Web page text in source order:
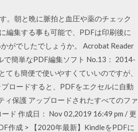
。朝と晩に脈拍と血圧や薬のチェック
編集する事も可能で、PDFは印刷後に
がでしたでしょうか。 Acrobat Reader
で簡単なPDF編集ソフト No.13： 2014-
も簡便で使いやすくていいのですが、
ロードすると、PDFをエクセルに自動
ィ保護 アップロードされたすべてのファ
ド 作成日： Nov 02,2019 16:49 pm / 更
作成 > 【2020年最新】KindleをPDFに